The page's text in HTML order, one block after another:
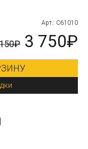
Арт.: C61010
3 750₽